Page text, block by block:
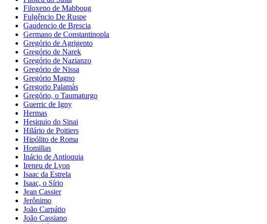
Filoxeno de Mabboug
Fulgêncio De Ruspe
Gaudencio de Brescia
Germano de Constantinopla
Gregório de Agrigento
Gregório de Narek
Gregório de Nazianzo
Gregório de Nissa
Gregório Magno
Gregorio Palamàs
Gregório, o Taumaturgo
Guerric de Igny
Hermas
Hesiquio do Sinai
Hilário de Poitiers
Hipólito de Roma
Homilias
Inácio de Antioquia
Ireneu de Lyon
Isaac da Estrela
Isaac, o Sírio
Jean Cassier
Jerônimo
João Carpátio
João Cassiano